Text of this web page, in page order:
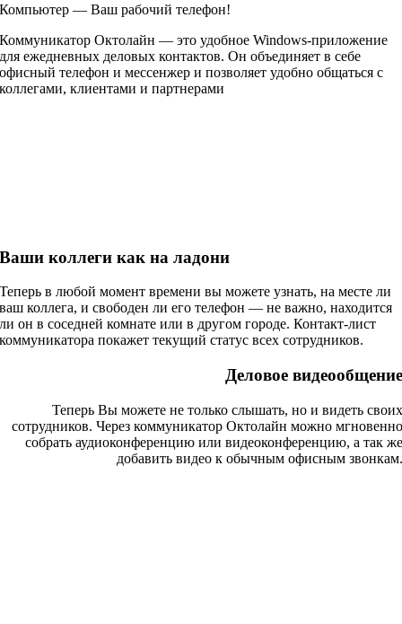
Компьютер — Ваш рабочий телефон!
Коммуникатор Октолайн — это удобное Windows-приложение
для ежедневных деловых контактов. Он объединяет в себе
офисный телефон и мессенжер и позволяет удобно общаться с
коллегами, клиентами и партнерами
Ваши коллеги как на ладони
Теперь в любой момент времени вы можете узнать, на месте ли
ваш коллега, и свободен ли его телефон — не важно, находится
ли он в соседней комнате или в другом городе. Контакт-лист
коммуникатора покажет текущий статус всех сотрудников.
Деловое видеообщение
Теперь Вы можете не только слышать, но и видеть своих
сотрудников. Через коммуникатор Октолайн можно мгновенно
собрать аудиоконференцию или видеоконференцию, а так же
добавить видео к обычным офисным звонкам.